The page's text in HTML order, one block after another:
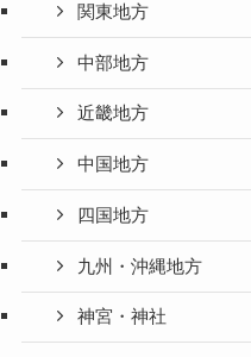
関東地方
中部地方
近畿地方
中国地方
四国地方
九州・沖縄地方
神宮・神社